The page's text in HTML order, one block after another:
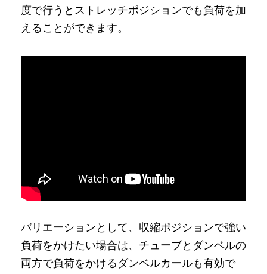
度で行うとストレッチポジションでも負荷を加
えることができます。
バリエーションとして、収縮ポジションで強い
負荷をかけたい場合は、チューブとダンベルの
両方で負荷をかけるダンベルカールも有効で